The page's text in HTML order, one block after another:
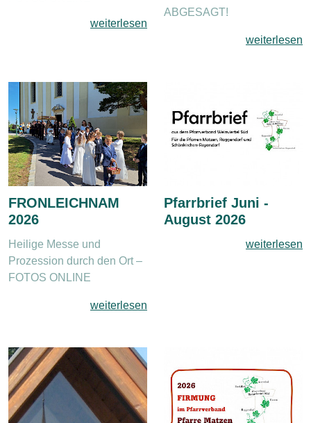
weiterlesen
ABGESAGT!
weiterlesen
FRONLEICHNAM
2026
Heilige Messe und
Prozession durch den Ort –
FOTOS ONLINE
weiterlesen
Pfarrbrief Juni -
August 2026
weiterlesen